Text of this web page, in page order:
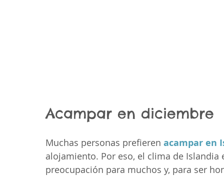
Acampar en diciembre
Muchas personas prefieren acampar en
alojamiento. Por eso, el clima de
preocupación para muchos y, para ser